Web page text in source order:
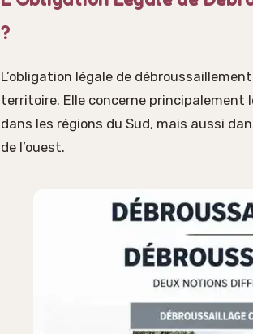
?
L’obligation légale de
territoire. Elle concerne principalement
dans les régions du Sud, mais aussi
de l’ouest.